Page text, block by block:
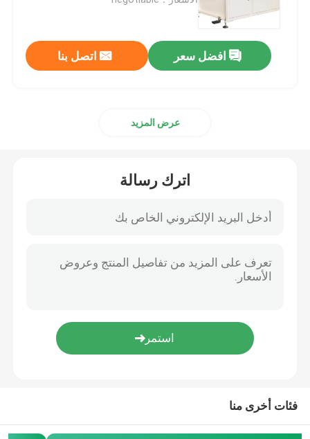
آلة قطع المناديل الورقية
آلة الترجيع الأنسجة
آلة تغليف المناديل الورقية
آلة منشفة المطبخ
آلة النقش على الورق
افضل سعر اتصل بنا
عرض المزيد
اترك رسالة
فئات أخرى منا